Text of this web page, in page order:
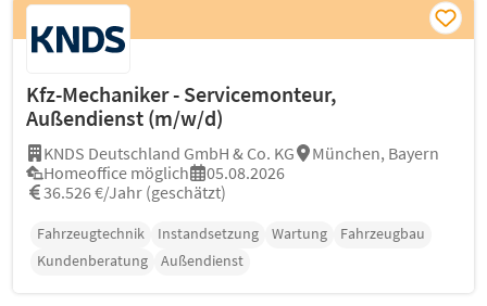
Kfz-Mechaniker - Servicemonteur,
Außendienst (m/w/d)
KNDS Deutschland GmbH & Co. KG
München, Bayern
Homeoffice möglich
05.08.2026
36.526 €/Jahr (geschätzt)
Fahrzeugtechnik Instandsetzung Wartung
Fahrzeugbau
Kundenberatung
Außendienst